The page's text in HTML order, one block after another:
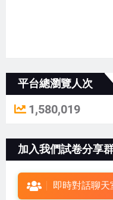
平台總瀏覽人次
1,580,019
加入我們試卷分享
即時對話聊天